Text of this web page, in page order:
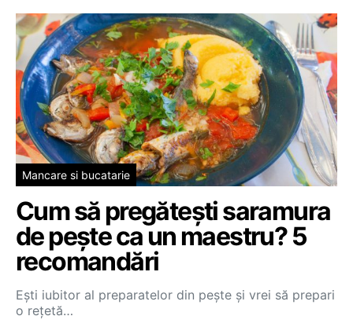
Mancare si bucatarie
Cum să pregătești saramura
de pește ca un maestru? 5
recomandări
Ești iubitor al preparatelor din pește și vrei să prepari
o rețetă…